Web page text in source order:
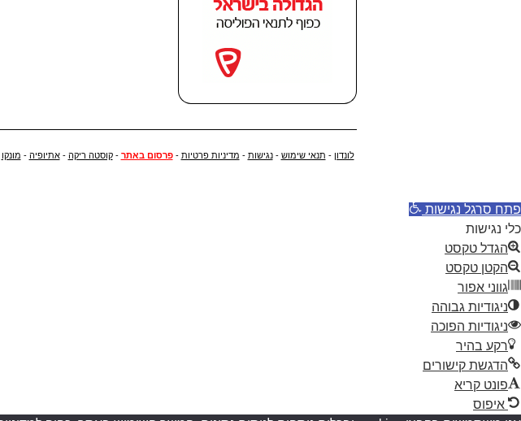
לונדון - תנאי שימוש -נגישות - מדיניות פרטיות -פרסום באתר -קוסטה ריקה -אתיופיה - מונקו
פתח סרגל נגישות
כלי נגישות
הגדל טקסט
הקטן טקסט
גווני אפור
ניגודיות גבוהה
ניגודיות הפוכה
רקע בהיר
הדגשת קישורים
פונט קריא
איפוס